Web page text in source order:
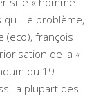
Le problème,
(eco), françois
de la «
du 19
la plupart des